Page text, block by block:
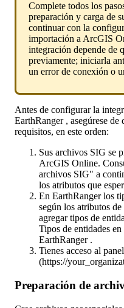
Complete todos los
preparación y carga de
continuar con la
importación a ArcGIS
integración depende de
previamente; iniciarla
un error de conexión o
Antes de configurar la
EarthRanger , asegúrese de
requisitos, en este orden:
Sus archivos SIG se
ArcGIS Online.
archivos SIG" a
los atributos que
En EarthRanger los
según los atributos de
agregar tipos de
Tipos de entidades en
EarthRanger .
Tienes acceso al panel
(https://
Preparación de